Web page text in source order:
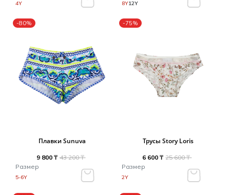
4Y 8Y12Y
-80%
Плавки Sunuva
9 800 ₸ 43 200 ₸
Размер
5-6Y
-75%
Трусы Story Loris
6 600 ₸ 25 600 ₸
Размер
2Y